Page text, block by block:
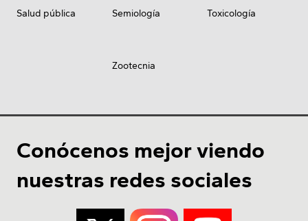
Salud pública Semiología Toxicología
Zootecnia
Conócenos mejor viendo
nuestras redes sociales